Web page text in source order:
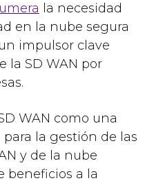
la necesidad
en la nube segura
impulsor clave
la SD WAN por
WAN como una
la gestión de las
y de la nube
beneficios a la